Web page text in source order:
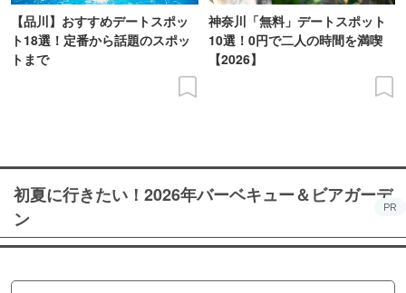
【品川】おすすめデートスポッ
ト18選！定番から話題のスポッ
トまで
神奈川「無料」デートスポット
10選！0円で二人の時間を満喫
【2026】
初夏に行きたい！2026年バーベキュー＆ビアガーデ
ン
PR